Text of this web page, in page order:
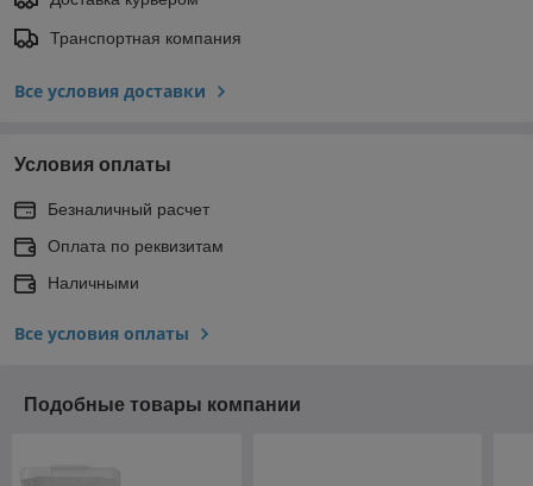
Транспортная компания
Все условия доставки
Условия оплаты
Безналичный расчет
Оплата по реквизитам
Наличными
Все условия оплаты
Подобные товары компании